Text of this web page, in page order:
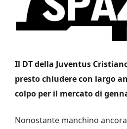
Il DT della Juventus
presto chiudere con largo
colpo per il mercato di
Nonostante manchino